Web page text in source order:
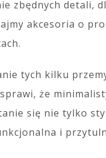
zbędnych detali,
akcesoria o
tych kilku
że
się nie tylko
i